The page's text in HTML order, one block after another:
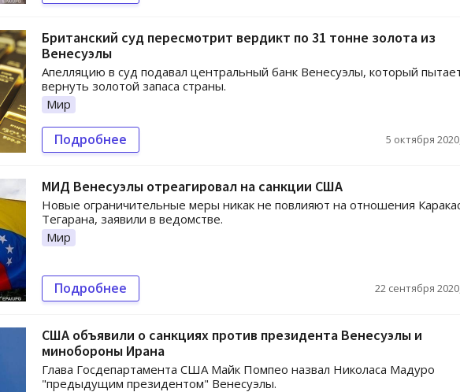
Британский суд пересмотрит вердикт по 31 тонне золота из
Венесуэлы
Апелляцию в суд подавал центральный банк Венесуэлы, который
вернуть золотой запаса страны.
Мир
Подробнее 5 октября
МИД Венесуэлы отреагировал на санкции США
Новые ограничительные меры никак не повлияют на отношения
Тегарана, заявили в ведомстве.
Мир
Подробнее 22 сентября
США объявили о санкциях против президента Венесуэлы и
минобороны Ирана
Глава Госдепартамента США Майк Помпео назвал Николаса Мадуро
"предыдущим президентом" Венесуэлы.